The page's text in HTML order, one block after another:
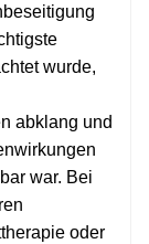
wurde,
abklang und
war. Bei
oder